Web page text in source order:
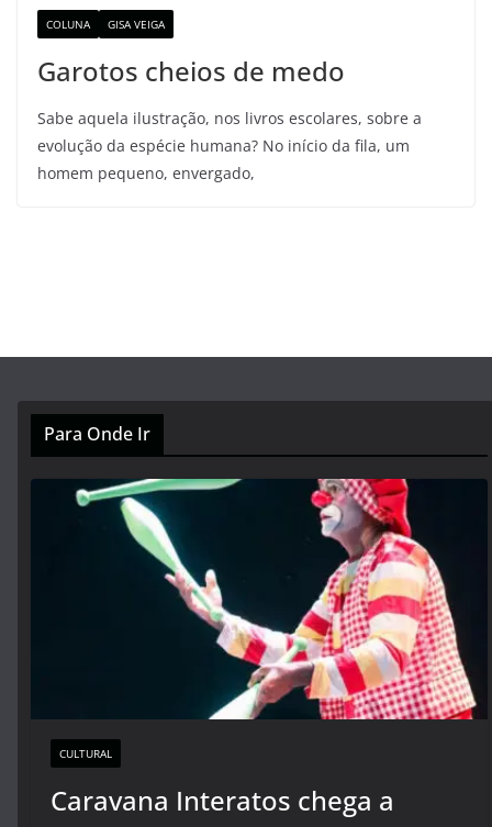
COLUNA GISA VEIGA
Garotos cheios de medo
Sabe aquela ilustração, nos livros escolares, sobre a
evolução da espécie humana? No início da fila, um
homem pequeno, envergado,
Para Onde Ir
CULTURAL
Caravana Interatos chega a